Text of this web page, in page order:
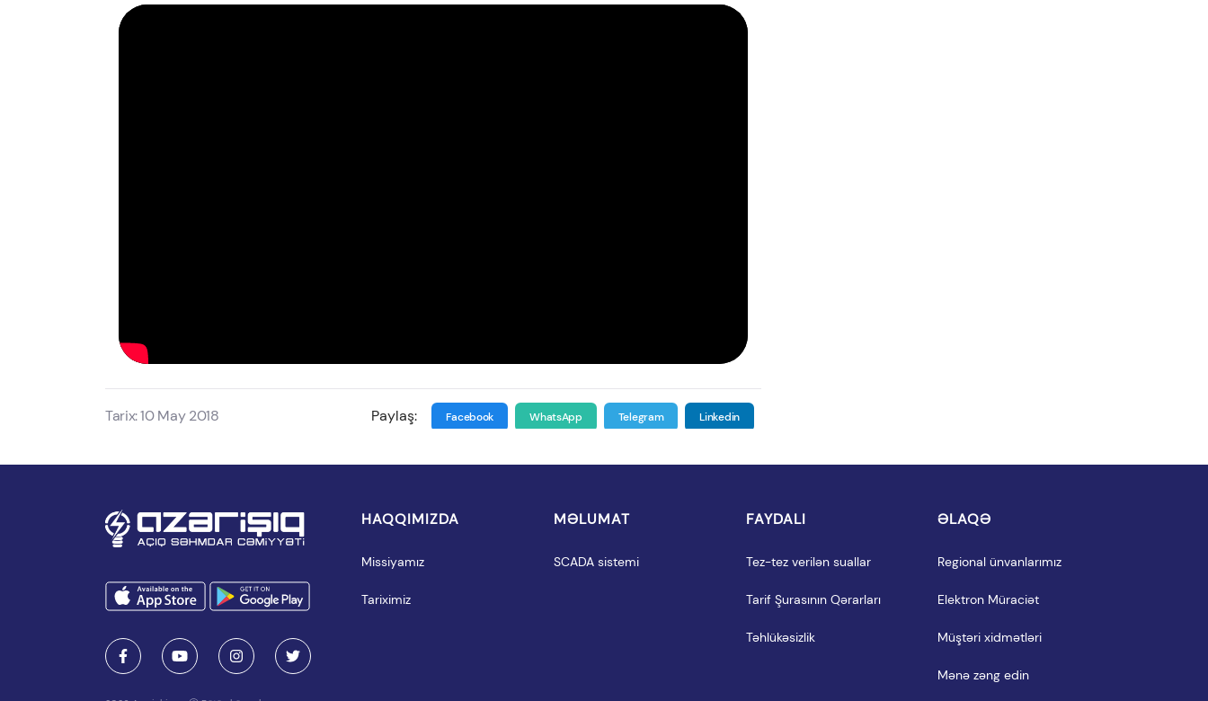
Tarix: 10 May 2018 Paylaş: Facebook WhatsApp Telegram Linkedin
HAQQIMIZDA
Missiyamız
Tariximiz
MƏLUMAT
SCADA sistemi
FAYDALI
Tez-tez verilən suallar
Tarif Şurasının Qərarları
Təhlükəsizlik
ƏLAQƏ
Regional ünvanlarımız
Elektron Müraciət
Müştəri xidmətləri
Mənə zəng edin